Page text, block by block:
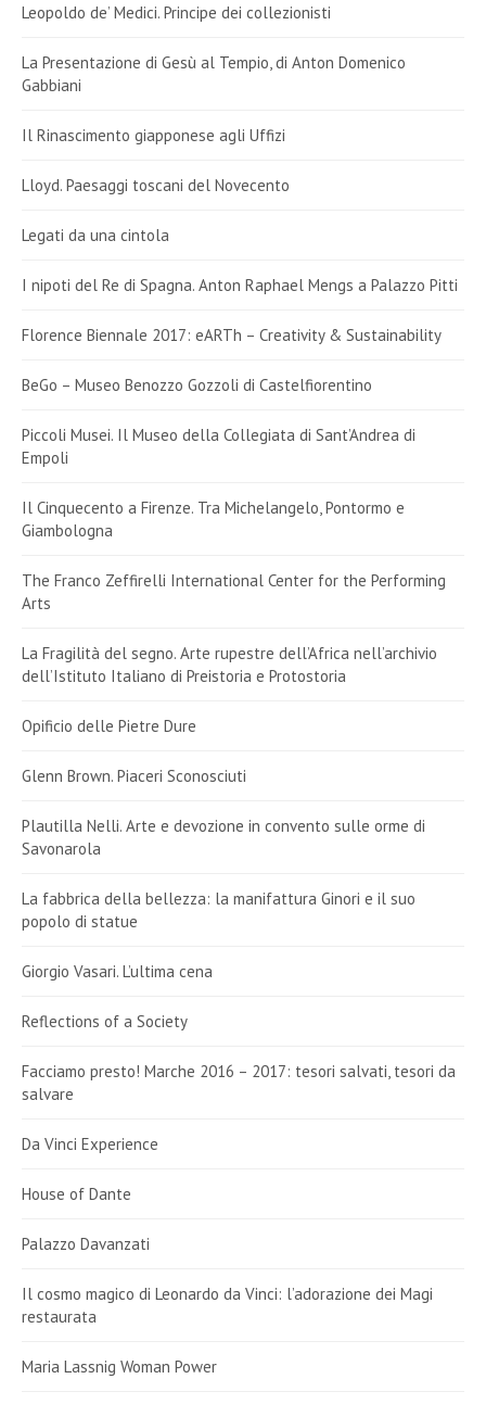
Leopoldo de’ Medici. Principe dei collezionisti
La Presentazione di Gesù al Tempio, di Anton Domenico
Gabbiani
Il Rinascimento giapponese agli Uffizi
Lloyd. Paesaggi toscani del Novecento
Legati da una cintola
I nipoti del Re di Spagna. Anton Raphael Mengs a Palazzo Pitti
Florence Biennale 2017: eARTh – Creativity & Sustainability
BeGo – Museo Benozzo Gozzoli di Castelfiorentino
Piccoli Musei. Il Museo della Collegiata di Sant’Andrea di
Empoli
Il Cinquecento a Firenze. Tra Michelangelo, Pontormo e
Giambologna
The Franco Zeffirelli International Center for the Performing
Arts
La Fragilità del segno. Arte rupestre dell’Africa nell’archivio
dell’Istituto Italiano di Preistoria e Protostoria
Opificio delle Pietre Dure
Glenn Brown. Piaceri Sconosciuti
Plautilla Nelli. Arte e devozione in convento sulle orme di
Savonarola
La fabbrica della bellezza: la manifattura Ginori e il suo
popolo di statue
Giorgio Vasari. L’ultima cena
Reflections of a Society
Facciamo presto! Marche 2016 – 2017: tesori salvati, tesori da
salvare
Da Vinci Experience
House of Dante
Palazzo Davanzati
Il cosmo magico di Leonardo da Vinci: l’adorazione dei Magi
restaurata
Maria Lassnig Woman Power